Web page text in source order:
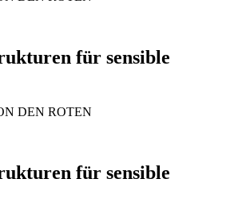
für sensible
für sensible